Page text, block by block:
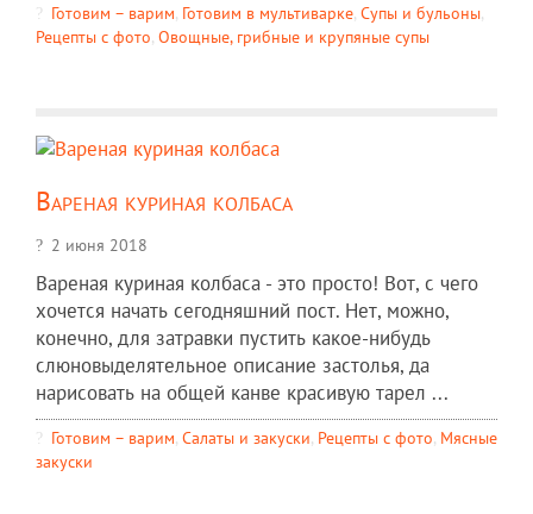
Готовим – варим, Готовим в мультиварке, Супы и бульоны,
Рецепты c фото, Овощные, грибные и крупяные супы
Вареная куриная колбаса
2 июня 2018
Вареная куриная колбаса - это просто! Вот, с чего
хочется начать сегодняшний пост. Нет, можно,
конечно, для затравки пустить какое-нибудь
слюновыделятельное описание застолья, да
нарисовать на общей канве красивую тарел ...
Готовим – варим, Салаты и закуски, Рецепты c фото, Мясные
закуски